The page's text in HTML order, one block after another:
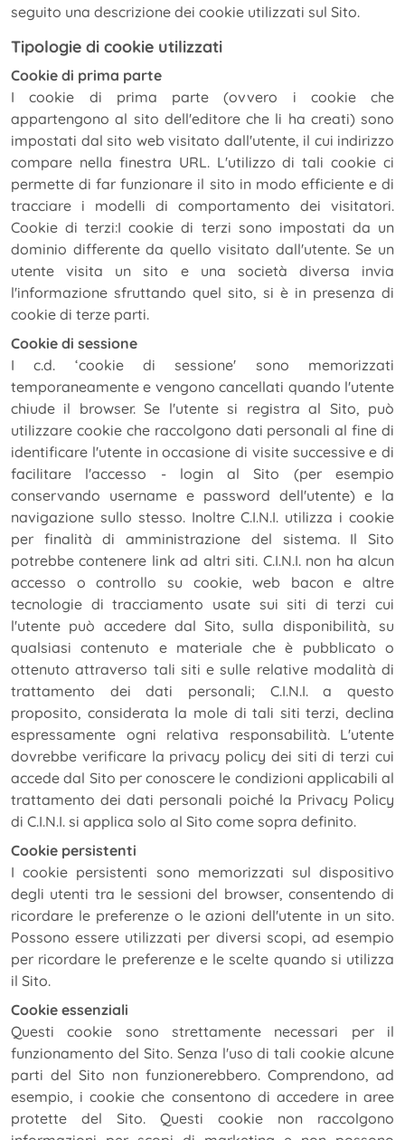
seguito una descrizione dei cookie utilizzati sul Sito.
Tipologie di cookie utilizzati
Cookie di prima parte
I cookie di prima parte (ovvero i cookie che
appartengono al sito dell'editore che li ha creati) sono
impostati dal sito web visitato dall'utente, il cui indirizzo
compare nella finestra URL. L'utilizzo di tali cookie ci
permette di far funzionare il sito in modo efficiente e di
tracciare i modelli di comportamento dei visitatori.
Cookie di terzi:I cookie di terzi sono impostati da un
dominio differente da quello visitato dall'utente. Se un
utente visita un sito e una società diversa invia
l'informazione sfruttando quel sito, si è in presenza di
cookie di terze parti.
Cookie di sessione
I c.d. ‘cookie di sessione' sono memorizzati
temporaneamente e vengono cancellati quando l'utente
chiude il browser. Se l'utente si registra al Sito, può
utilizzare cookie che raccolgono dati personali al fine di
identificare l'utente in occasione di visite successive e di
facilitare l'accesso - login al Sito (per esempio
conservando username e password dell'utente) e la
navigazione sullo stesso. Inoltre C.I.N.I. utilizza i cookie
per finalità di amministrazione del sistema. Il Sito
potrebbe contenere link ad altri siti. C.I.N.I. non ha alcun
accesso o controllo su cookie, web bacon e altre
tecnologie di tracciamento usate sui siti di terzi cui
l'utente può accedere dal Sito, sulla disponibilità, su
qualsiasi contenuto e materiale che è pubblicato o
ottenuto attraverso tali siti e sulle relative modalità di
trattamento dei dati personali; C.I.N.I. a questo
proposito, considerata la mole di tali siti terzi, declina
espressamente ogni relativa responsabilità. L'utente
dovrebbe verificare la privacy policy dei siti di terzi cui
accede dal Sito per conoscere le condizioni applicabili al
trattamento dei dati personali poiché la Privacy Policy
di C.I.N.I. si applica solo al Sito come sopra definito.
Cookie persistenti
I cookie persistenti sono memorizzati sul dispositivo
degli utenti tra le sessioni del browser, consentendo di
ricordare le preferenze o le azioni dell'utente in un sito.
Possono essere utilizzati per diversi scopi, ad esempio
per ricordare le preferenze e le scelte quando si utilizza
il Sito.
Cookie essenziali
Questi cookie sono strettamente necessari per il
funzionamento del Sito. Senza l'uso di tali cookie alcune
parti del Sito non funzionerebbero. Comprendono, ad
esempio, i cookie che consentono di accedere in aree
protette del Sito. Questi cookie non raccolgono